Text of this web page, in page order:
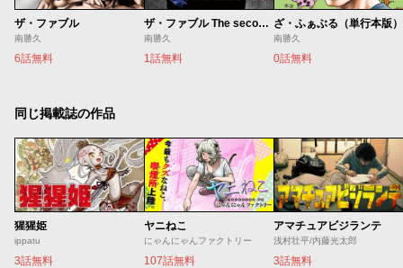
ザ・ファブル
南勝久
6話無料
ザ・ファブル The second contact
南勝久
1話無料
ざ・ふぁぶる（単行本版）
南勝久
0話無料
同じ掲載誌の作品
猩猩姫
ippatu
3話無料
ヤニねこ
にゃんにゃんファクトリー
107話無料
アマチュアビジランテ
浅村壮平/内藤光太郎
3話無料